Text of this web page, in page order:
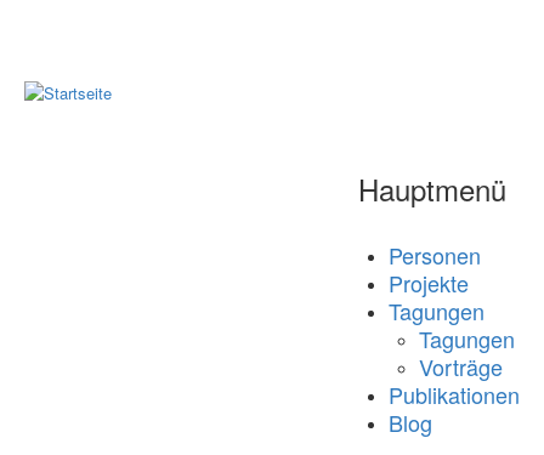
Hauptmenü
Personen
Projekte
Tagungen
Tagungen
Vorträge
Publikationen
Blog